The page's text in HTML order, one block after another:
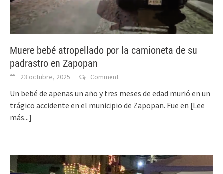
Muere bebé atropellado por la camioneta de su
padrastro en Zapopan
23 octubre, 2025 Comment
Un bebé de apenas un año y tres meses de edad murió en un
trágico accidente en el municipio de Zapopan. Fue en [Lee
más...]